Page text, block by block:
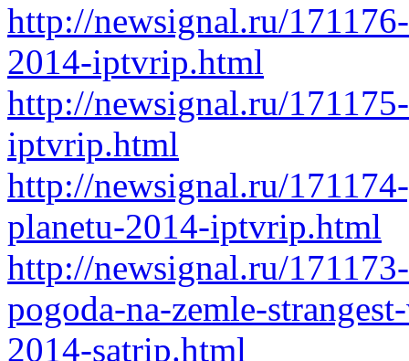
http://newsignal.ru/
2014-iptvrip.html
http://newsignal.ru/
iptvrip.html
http://newsignal.ru/
planetu-2014-iptvrip.html
http://newsignal.ru/
pogoda-na-zemle-
2014-satrip.html